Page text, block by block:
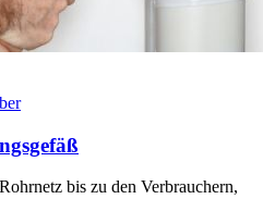
bis zu den Verbrauchern,